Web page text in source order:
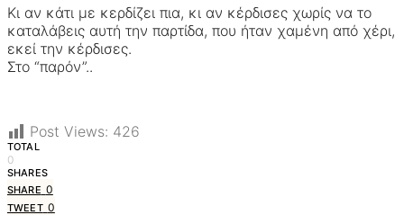
Κι αν κάτι με κερδίζει πια, κι αν κέρδισες χωρίς να το
καταλάβεις αυτή την παρτίδα, που ήταν χαμένη από χέρι,
εκεί την κέρδισες.
Στο “παρόν”..
Post Views: 426
TOTAL
0
SHARES
SHARE 0
TWEET 0